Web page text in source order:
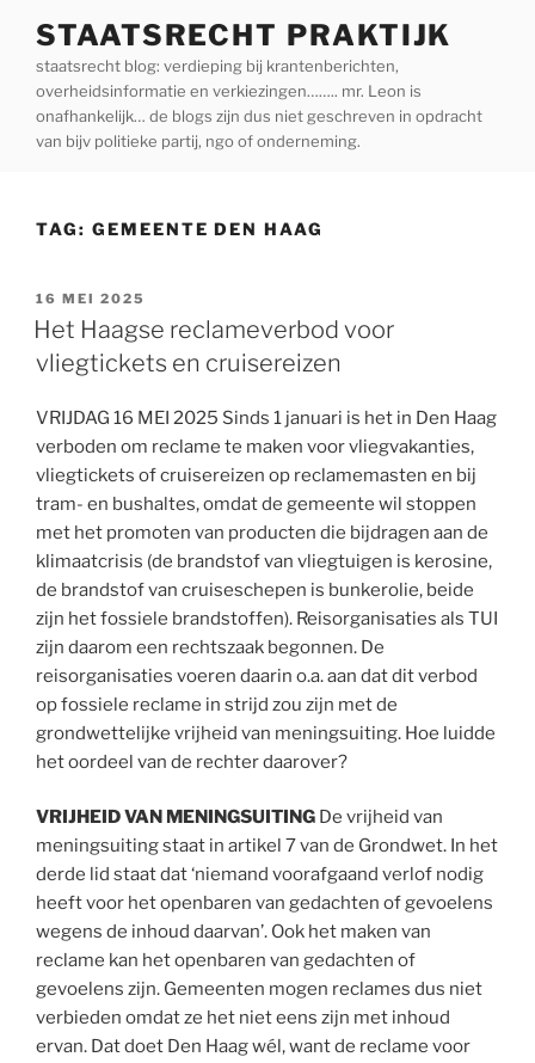
inhoud
STAATSRECHT PRAKTIJK
staatsrecht blog: verdieping bij krantenberichten,
overheidsinformatie en verkiezingen…….. mr. Leon is
onafhankelijk… de blogs zijn dus niet geschreven in opdracht
van bijv politieke partij, ngo of onderneming.
TAG: GEMEENTE DEN HAAG
GEPLAATST
OP
16 MEI 2025
Het Haagse reclameverbod voor
vliegtickets en cruisereizen
VRIJDAG 16 MEI 2025 Sinds 1 januari is het in Den Haag
verboden om reclame te maken voor vliegvakanties,
vliegtickets of cruisereizen op reclamemasten en bij
tram- en bushaltes, omdat de gemeente wil stoppen
met het promoten van producten die bijdragen aan de
klimaatcrisis (de brandstof van vliegtuigen is kerosine,
de brandstof van cruiseschepen is bunkerolie, beide
zijn het fossiele brandstoffen). Reisorganisaties als TUI
zijn daarom een rechtszaak begonnen. De
reisorganisaties voeren daarin o.a. aan dat dit verbod
op fossiele reclame in strijd zou zijn met de
grondwettelijke vrijheid van meningsuiting. Hoe luidde
het oordeel van de rechter daarover?
VRIJHEID VAN MENINGSUITING De vrijheid van
meningsuiting staat in artikel 7 van de Grondwet. In het
derde lid staat dat ‘niemand voorafgaand verlof nodig
heeft voor het openbaren van gedachten of gevoelens
wegens de inhoud daarvan’. Ook het maken van
reclame kan het openbaren van gedachten of
gevoelens zijn. Gemeenten mogen reclames dus niet
verbieden omdat ze het niet eens zijn met inhoud
ervan. Dat doet Den Haag wél, want de reclame voor